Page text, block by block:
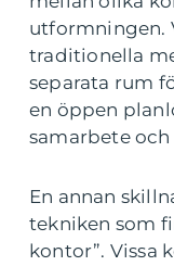
utformningen.
traditionella
separata rum
en öppen
samarbete
En annan
tekniken som
kontor”. Vissa